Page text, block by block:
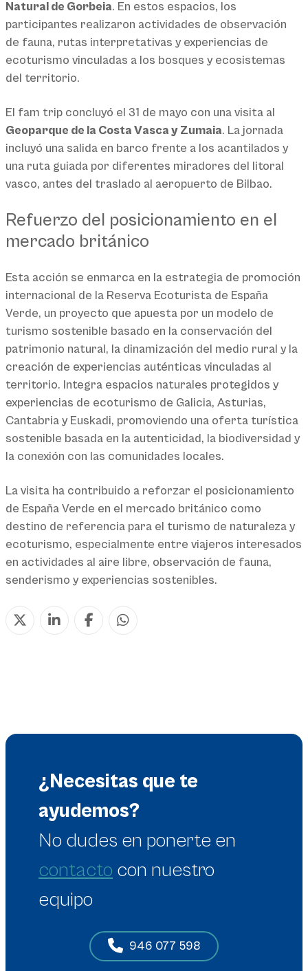
Natural de Gorbeia. En estos espacios, los
participantes realizaron actividades de observación
de fauna, rutas interpretativas y experiencias de
ecoturismo vinculadas a los bosques y ecosistemas
del territorio.
El fam trip concluyó el 31 de mayo con una visita al
Geoparque de la Costa Vasca y Zumaia. La jornada
incluyó una salida en barco frente a los acantilados y
una ruta guiada por diferentes miradores del litoral
vasco, antes del traslado al aeropuerto de Bilbao.
Refuerzo del posicionamiento en el
mercado británico
Esta acción se enmarca en la estrategia de promoción
internacional de la Reserva Ecoturista de España
Verde, un proyecto que apuesta por un modelo de
turismo sostenible basado en la conservación del
patrimonio natural, la dinamización del medio rural y la
creación de experiencias auténticas vinculadas al
territorio. Integra espacios naturales protegidos y
experiencias de ecoturismo de Galicia, Asturias,
Cantabria y Euskadi, promoviendo una oferta turística
sostenible basada en la autenticidad, la biodiversidad y
la conexión con las comunidades locales.
La visita ha contribuido a reforzar el posicionamiento
de España Verde en el mercado británico como
destino de referencia para el turismo de naturaleza y
ecoturismo, especialmente entre viajeros interesados
en actividades al aire libre, observación de fauna,
senderismo y experiencias sostenibles.
¿Necesitas que te
ayudemos?
No dudes en ponerte en
contacto con nuestro
equipo
946 077 598